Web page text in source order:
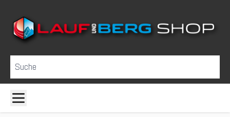
Suche